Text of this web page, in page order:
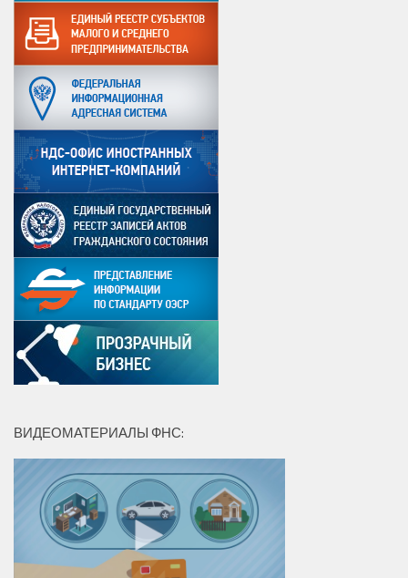
ВИДЕОМАТЕРИАЛЫ ФНС: